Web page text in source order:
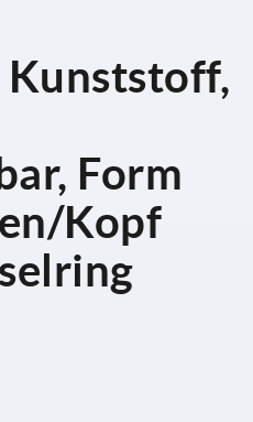
Kunststoff,
Form
Kopf